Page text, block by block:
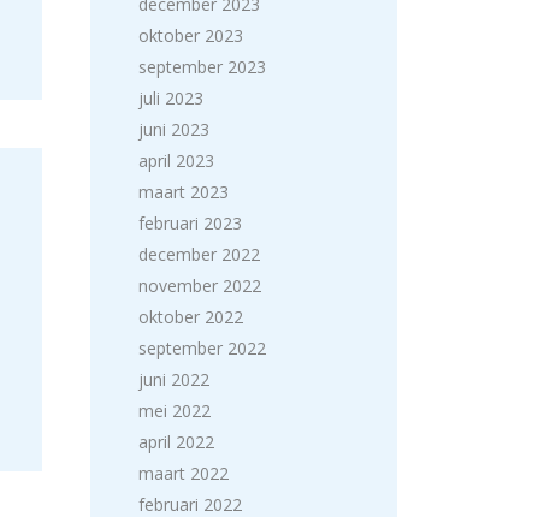
oktober 2023
september 2023
juli 2023
juni 2023
april 2023
maart 2023
februari 2023
december 2022
november 2022
oktober 2022
september 2022
juni 2022
mei 2022
april 2022
maart 2022
februari 2022